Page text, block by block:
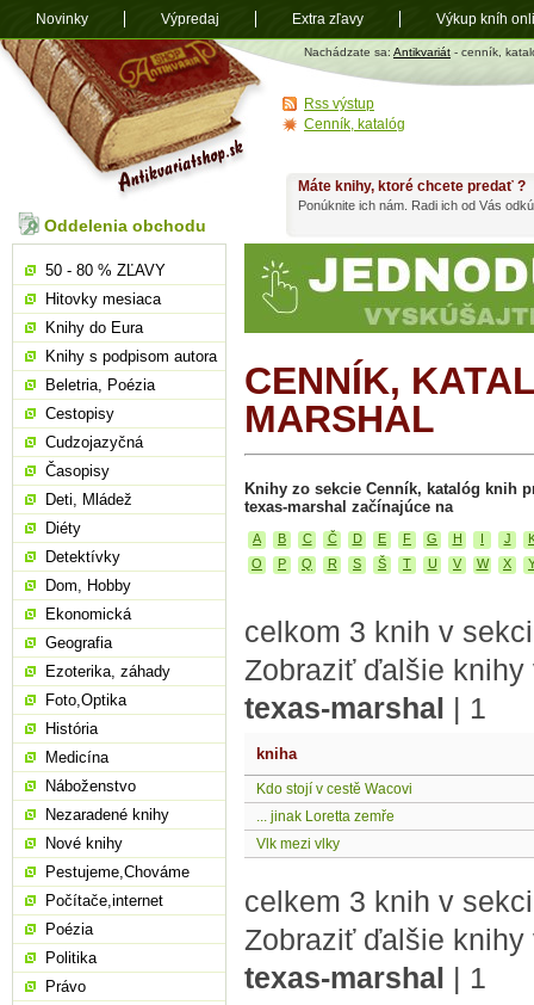
Antikvariát
shop.sk
Nachádzate sa: Antikvariát - cenník,
CENNÍK,
MARSHAL
Knihy zo sekcie Cenník, katalóg knih
texas-marshal začínajúce na
A B C Č D E F G H J
O
P Q R S Š T U V W X
celkom 3 knih v
Zobraziť ďalšie
texas-marshal | 1
kniha
Kdo stojí v cestě Wacovi
... jinak Loretta zemře
Vlk mezi vlky
celkem 3 knih v sekci
Zobraziť ďalšie
texas-marshal | 1
Máte knihy, ktoré chcete predať ?
Ponúknite ich nám. Radi ich od Vás
Oddelenia obchodu
50 - 80 % ZĽAVY
Hitovky mesiaca
Knihy do Eura
Knihy s podpisom autora
Beletria, Poézia
Cestopisy
Cudzojazyčná
Časopisy
Deti, Mládež
Diéty
Detektívky
Dom, Hobby
Ekonomická
Geografia
Ezoterika, záhady
Foto,Optika
História
Medicína
Náboženstvo
Nezaradené knihy
Nové knihy
Pestujeme,Chováme
Počítače,internet
Poézia
Politika
Právo
Rss výstup
Cenník, katalóg
Novinky Výpredaj Extra zľavy Výkup kníh